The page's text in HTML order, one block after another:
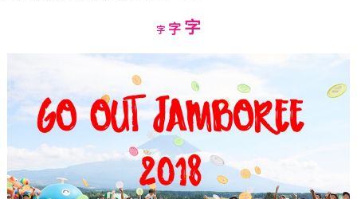
字Decrease
size.
字Reset
size.
字Increase
size.